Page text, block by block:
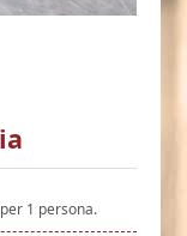
1 persona.